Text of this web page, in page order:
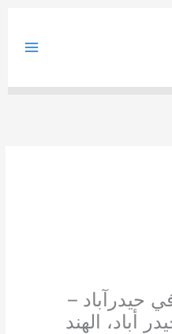
حيدرآباد –
أباد، الهند